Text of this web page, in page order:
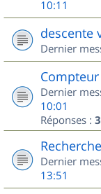
10:11
descente
Dernier
Compteur
Dernier
10:01
Réponses : 3
Dernier
13:51